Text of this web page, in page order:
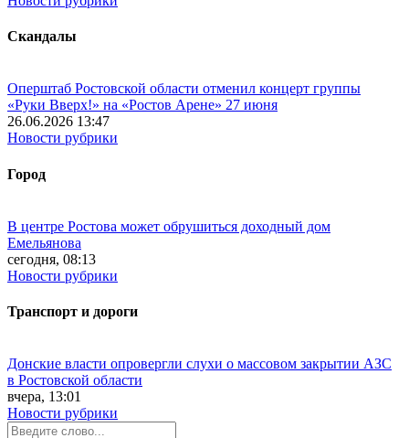
Скандалы
Оперштаб Ростовской области отменил концерт группы
«Руки Вверх!» на «Ростов Арене» 27 июня
26.06.2026 13:47
Новости рубрики
Город
В центре Ростова может обрушиться доходный дом
Емельянова
сегодня, 08:13
Новости рубрики
Транспорт и дороги
Донские власти опровергли слухи о массовом закрытии АЗС
в Ростовской области
вчера, 13:01
Новости рубрики